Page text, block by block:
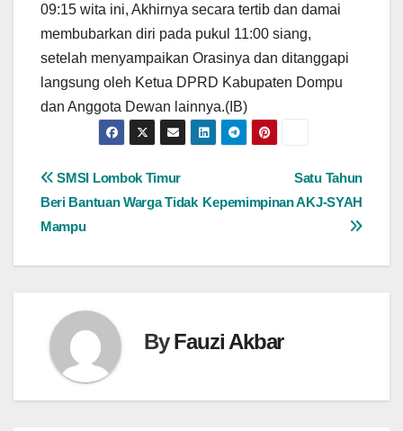
09:15 wita ini, Akhirnya secara tertib dan damai
membubarkan diri pada pukul 11:00 siang,
setelah menyampaikan Orasinya dan ditanggapi
langsung oleh Ketua DPRD Kabupaten Dompu
dan Anggota Dewan lainnya.(IB)
Navigasi
pos
Satu Tahun
Kepemimpinan AKJ-SYAH
SMSI Lombok Timur
Beri Bantuan Warga Tidak
Mampu
ByFauzi Akbar